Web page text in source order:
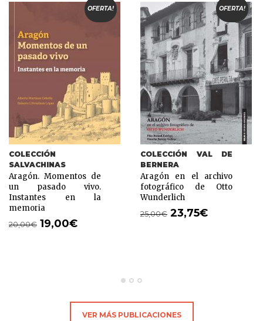
OFERTA!
COLECCIÓN
SALVACHINAS
Aragón. Momentos de
un pasado vivo.
Instantes en la
memoria
20,00€ 19,00€
OFERTA!
COLECCIÓN VAL DE
BERNERA
Aragón en el archivo
fotográfico de Otto
Wunderlich
25,00€ 23,75€
VER MÁS PUBLICACIONES